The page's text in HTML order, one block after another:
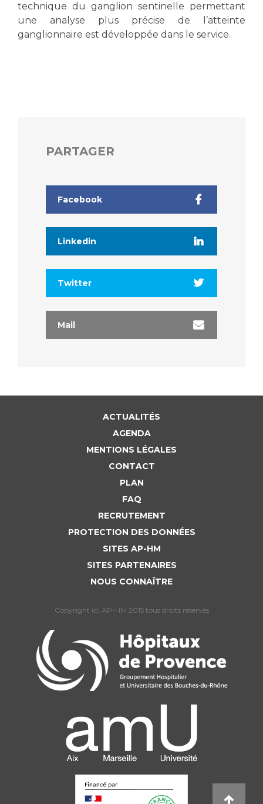
technique du ganglion sentinelle permettant
une analyse plus précise de l’atteinte
ganglionnaire est développée dans le service.
PARTAGER
Facebook
Linkedin
Twitter
Mail
ACTUALITÉS
AGENDA
MENTIONS LÉGALES
CONTACT
PLAN
FAQ
RECRUTEMENT
PROTECTION DES DONNÉES
SITES AP-HM
SITES PARTENAIRES
NOUS CONNAÎTRE
Copyright (c) AP-HM 2015 tous droits reservés